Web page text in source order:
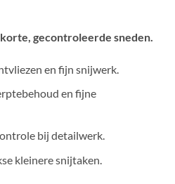
gecontroleerde sneden.
en fijn snijwerk.
en fijne
bij detailwerk.
kleinere snijtaken.